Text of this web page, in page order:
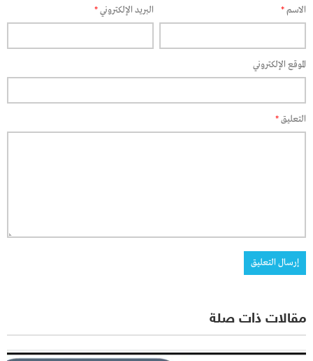
الاسم* البريد الإلكتروني*
الموقع الإلكتروني
التعليق*
مقالات ذات صلة